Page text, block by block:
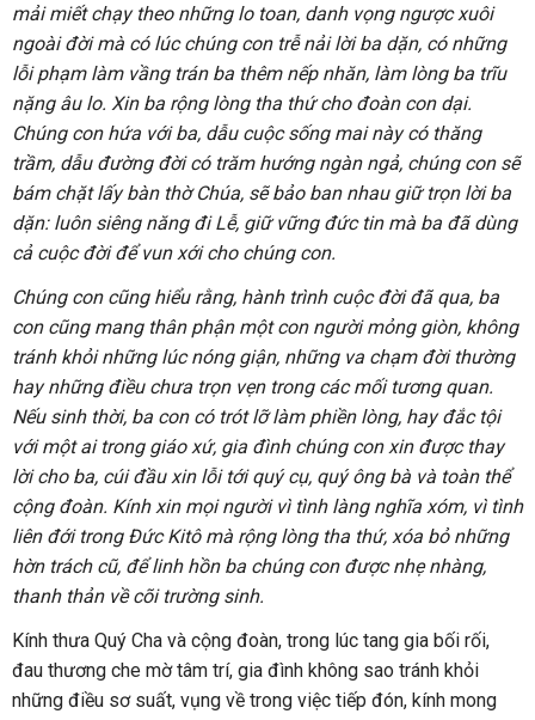
mải miết chạy theo những lo toan, danh vọng ngược xuôi
ngoài đời mà có lúc chúng con trễ nải lời ba dặn, có những
lỗi phạm làm vầng trán ba thêm nếp nhăn, làm lòng ba trĩu
nặng âu lo. Xin ba rộng lòng tha thứ cho đoàn con dại.
Chúng con hứa với ba, dẫu cuộc sống mai này có thăng
trầm, dẫu đường đời có trăm hướng ngàn ngả, chúng con sẽ
bám chặt lấy bàn thờ Chúa, sẽ bảo ban nhau giữ trọn lời ba
dặn: luôn siêng năng đi Lễ, giữ vững đức tin mà ba đã dùng
cả cuộc đời để vun xới cho chúng con.
Chúng con cũng hiểu rằng, hành trình cuộc đời đã qua, ba
con cũng mang thân phận một con người mỏng giòn, không
tránh khỏi những lúc nóng giận, những va chạm đời thường
hay những điều chưa trọn vẹn trong các mối tương quan.
Nếu sinh thời, ba con có trót lỡ làm phiền lòng, hay đắc tội
với một ai trong giáo xứ, gia đình chúng con xin được thay
lời cho ba, cúi đầu xin lỗi tới quý cụ, quý ông bà và toàn thể
cộng đoàn. Kính xin mọi người vì tình làng nghĩa xóm, vì tình
liên đới trong Đức Kitô mà rộng lòng tha thứ, xóa bỏ những
hờn trách cũ, để linh hồn ba chúng con được nhẹ nhàng,
thanh thản về cõi trường sinh.
Kính thưa Quý Cha và cộng đoàn, trong lúc tang gia bối rối,
đau thương che mờ tâm trí, gia đình không sao tránh khỏi
những điều sơ suất, vụng về trong việc tiếp đón, kính mong